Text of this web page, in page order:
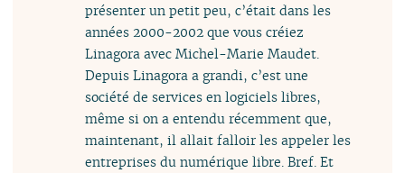
présenter un petit peu, c’était dans les
années 2000-2002 que vous créiez
Linagora avec Michel-Marie Maudet.
Depuis Linagora a grandi, c’est une
société de services en logiciels libres,
même si on a entendu récemment que,
maintenant, il allait falloir les appeler les
entreprises du numérique libre. Bref. Et